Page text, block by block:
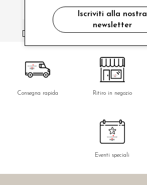
ho letto ed accettato le condizioni sulla privacy.
Consegna rapida Ritiro in negozio
Eventi speciali
Iscriviti alla nostra
newsletter